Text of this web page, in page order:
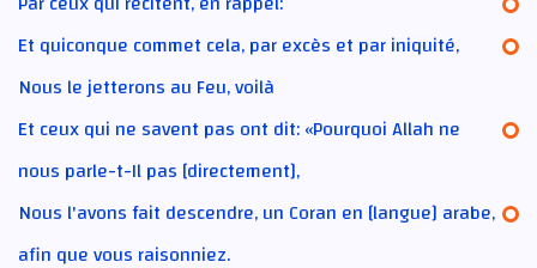
Et quiconque commet cela, par excès et par iniquité,
Nous le jetterons au Feu, voilà
Et ceux qui ne savent pas ont dit: «Pourquoi Allah ne
nous parle-t-Il pas [directement],
Nous l'avons fait descendre, un Coran en [langue] arabe,
afin que vous raisonniez.